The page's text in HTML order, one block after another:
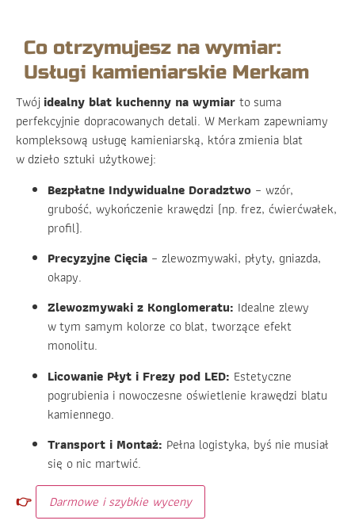
Co otrzymujesz na wymiar:
Usługi kamieniarskie Merkam
Twój idealny blat kuchenny na wymiar to suma
perfekcyjnie dopracowanych detali. W Merkam zapewniamy
kompleksową usługę kamieniarską, która zmienia blat
w dzieło sztuki użytkowej:
Bezpłatne Indywidualne Doradztwo – wzór,
grubość, wykończenie krawędzi (np. frez, ćwierćwałek,
profil).
Precyzyjne Cięcia – zlewozmywaki, płyty, gniazda,
okapy.
Zlewozmywaki z Konglomeratu: Idealne zlewy
w tym samym kolorze co blat, tworzące efekt
monolitu.
Licowanie Płyt i Frezy pod LED: Estetyczne
pogrubienia i nowoczesne oświetlenie krawędzi blatu
kamiennego.
Transport i Montaż: Pełna logistyka, byś nie musiał
się o nic martwić.
👉
Darmowe i szybkie wyceny